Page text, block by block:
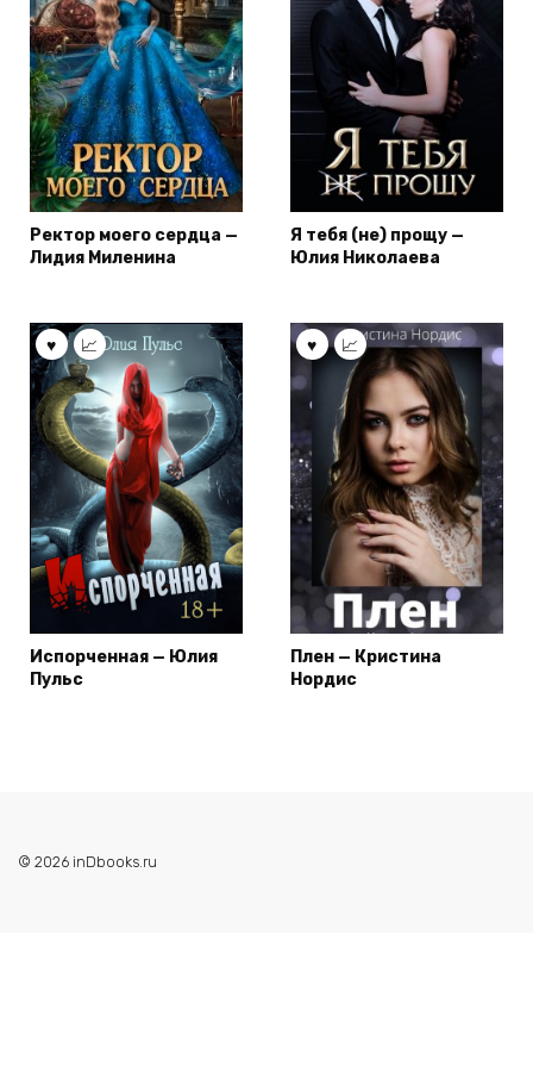
Ректор моего сердца —
Лидия Миленина
Я тебя (не) прощу —
Юлия Николаева
Испорченная — Юлия
Пульс
Плен — Кристина
Нордис
© 2026 inDbooks.ru